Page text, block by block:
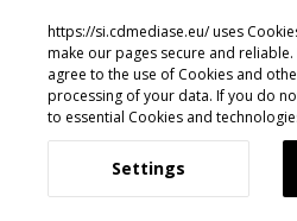
https://si.cdmediase.eu/ uses
make our pages secure and
agree to the use of Cookies and
processing of your data. If you do
to essential Cookies and
Settings